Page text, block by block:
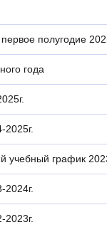
полугодие
года
учебный график